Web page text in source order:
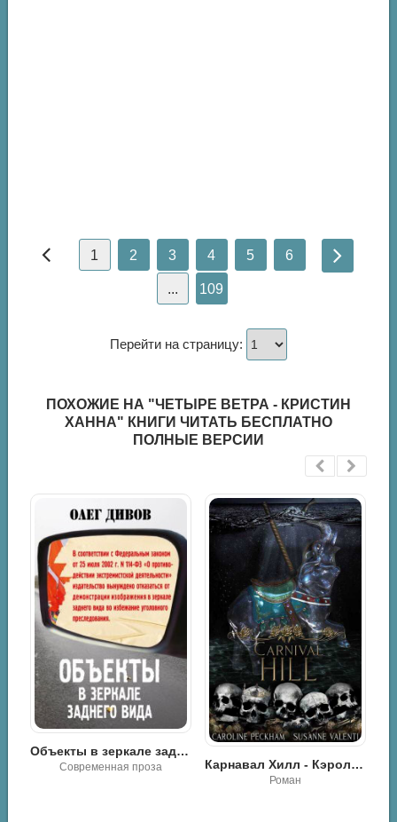
1 2 3 4 5 6
... 109
Перейти на страницу:
ПОХОЖИЕ НА "ЧЕТЫРЕ ВЕТРА - КРИСТИН
ХАННА" КНИГИ ЧИТАТЬ БЕСПЛАТНО
ПОЛНЫЕ ВЕРСИИ
Объекты в зеркале заднего вида - Гийом Мюссо
Современная проза Карнавал Хилл - Кэролайн Пекхам
Роман